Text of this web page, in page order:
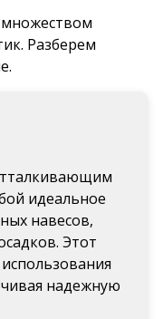
Разберем
идеальное
навесов,
Этот
надежную